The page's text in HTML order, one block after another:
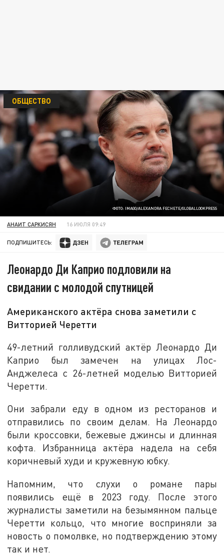
ФОТО: IMAGO/ALEXANDRA FECHETE/GLOBALLOOKPRESS
ОБЩЕСТВО
АНАИТ САРКИСЯН 16 ИЮЛЯ 09:49
ПОДПИШИТЕСЬ:
Леонардо Ди Каприо подловили на
свидании с молодой спутницей
Американского актёра снова заметили с
Витторией Черетти
49-летний голливудский актёр Леонардо Ди
Каприо был замечен на улицах Лос-
Анджелеса с 26-летней моделью Витторией
Черетти.
Они забрали еду в одном из ресторанов и
отправились по своим делам. На Леонардо
были кроссовки, бежевые джинсы и длинная
кофта. Избранница актёра надела на себя
коричневый худи и кружевную юбку.
Напомним, что слухи о романе пары
появились ещё в 2023 году. После этого
журналисты заметили на безымянном пальце
Черетти кольцо, что многие восприняли за
новость о помолвке, но подтверждению этому
так и нет.